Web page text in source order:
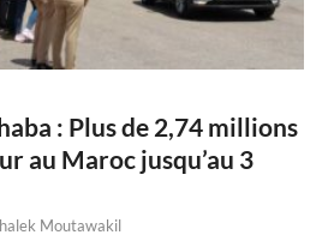
: Plus de 2,74 millions
au Maroc jusqu’au 3
Moutawakil